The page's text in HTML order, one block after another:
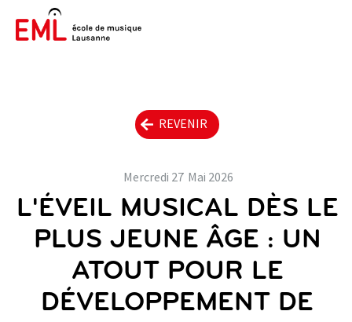
REVENIR
Mercredi 27 Mai 2026
L'ÉVEIL MUSICAL DÈS LE
PLUS JEUNE ÂGE : UN
ATOUT POUR LE
DÉVELOPPEMENT DE